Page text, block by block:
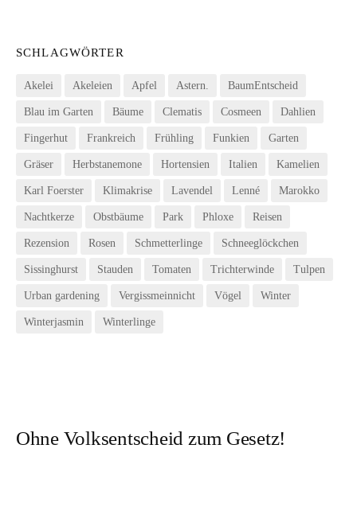
SCHLAGWÖRTER
Akelei Akeleien Apfel Astern. BaumEntscheid
Blau im Garten Bäume Clematis Cosmeen Dahlien
Fingerhut Frankreich Frühling Funkien Garten
Gräser Herbstanemone Hortensien Italien Kamelien
Karl Foerster Klimakrise Lavendel Lenné Marokko
Nachtkerze Obstbäume Park Phloxe Reisen
Rezension Rosen Schmetterlinge Schneeglöckchen
Sissinghurst Stauden Tomaten Trichterwinde Tulpen
Urban gardening Vergissmeinnicht Vögel Winter
Winterjasmin Winterlinge
Ohne Volksentscheid zum Gesetz!